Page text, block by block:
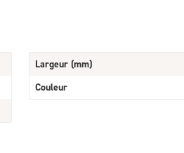
Largeur (mm)
Couleur